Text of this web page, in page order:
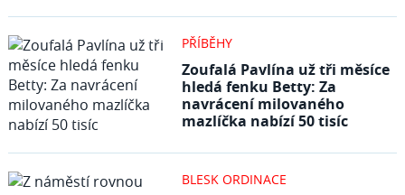
PŘÍBĚHY
Zoufalá Pavlína už tři měsíce
hledá fenku Betty: Za
navrácení milovaného
mazlíčka nabízí 50 tisíc
BLESK ORDINACE